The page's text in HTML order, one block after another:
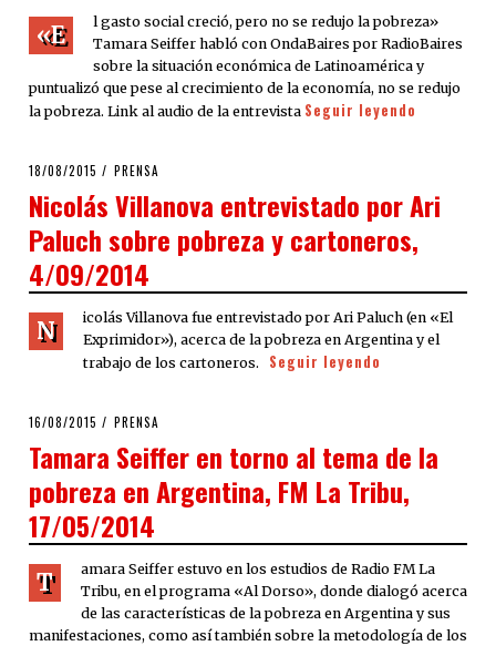
«E
l gasto social creció, pero no se redujo la pobreza»
Tamara Seiffer habló con OndaBaires por RadioBaires
sobre la situación económica de Latinoamérica y
puntualizó que pese al crecimiento de la economía, no se redujo
la pobreza. Link al audio de la entrevista Seguir leyendo
POSTED
18/08/2015 PRENSA
Nicolás Villanova entrevistado por Ari
Paluch sobre pobreza y cartoneros,
4/09/2014
N
icolás Villanova fue entrevistado por Ari Paluch (en «El
Exprimidor»), acerca de la pobreza en Argentina y el
trabajo de los cartoneros. Seguir leyendo
POSTED
16/08/2015 PRENSA
Tamara Seiffer en torno al tema de la
pobreza en Argentina, FM La Tribu,
17/05/2014
T
amara Seiffer estuvo en los estudios de Radio FM La
Tribu, en el programa «Al Dorso», donde dialogó acerca
de las características de la pobreza en Argentina y sus
manifestaciones, como así también sobre la metodología de los